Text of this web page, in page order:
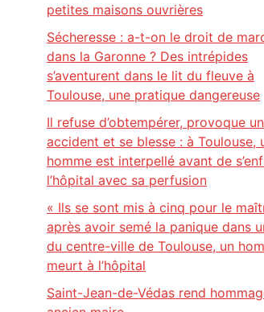
petites maisons ouvrières
Sécheresse : a-t-on le droit de
dans la Garonne ? Des intrépides
s’aventurent dans le lit du fleuve à
Toulouse, une pratique dangereuse
Il refuse d’obtempérer, provoque un
accident et se blesse : à Toulouse,
homme est interpellé avant de
l’hôpital avec sa perfusion
« Ils se sont mis à cinq pour le
après avoir semé la panique dans
du centre-ville de Toulouse, un
meurt à l’hôpital
Saint-Jean-de-Védas rend